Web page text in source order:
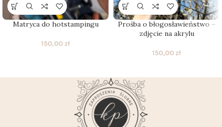
Matryca do hotstampingu
150,00 zł
Prośba o błogosławieństwo –
zdjęcie na akrylu
150,00 zł